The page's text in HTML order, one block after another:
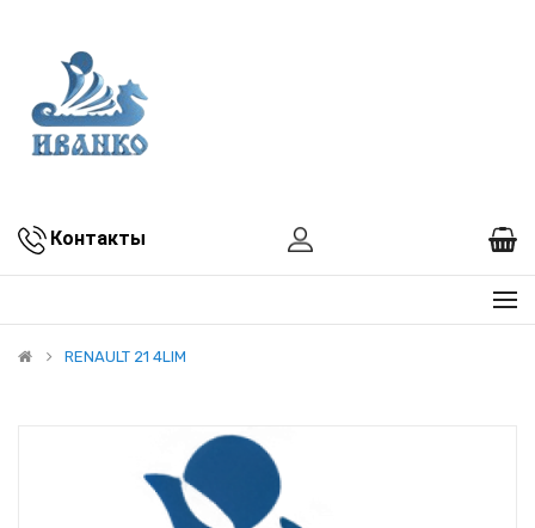
Контакты
RENAULT 21 4LIM